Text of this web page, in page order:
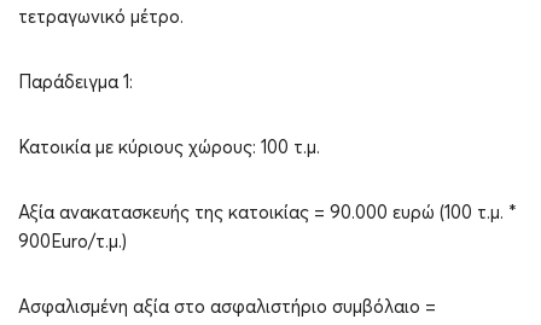
τετραγωνικό μέτρο.
Παράδειγμα 1:
Κατοικία με κύριους χώρους: 100 τ.μ.
Αξία ανακατασκευής της κατοικίας = 90.000 ευρώ (100 τ.μ. *
900Euro/τ.μ.)
Ασφαλισμένη αξία στο ασφαλιστήριο συμβόλαιο =